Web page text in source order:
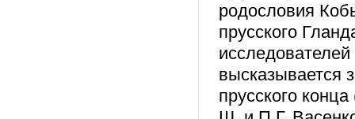
родословия
прусского
высказывается
прусского